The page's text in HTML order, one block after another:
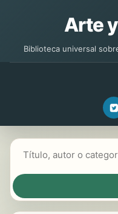
Arte
Biblioteca universal